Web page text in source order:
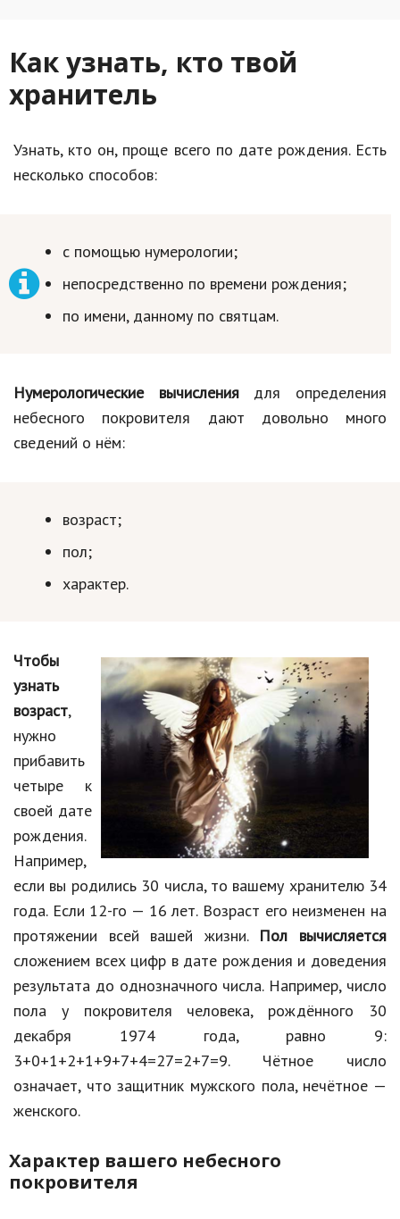
Образование
Наука и технологии
Как узнать, кто твой
хранитель
Узнать, кто он, проще всего по дате рождения. Есть
несколько способов:
с помощью нумерологии;
непосредственно по времени рождения;
по имени, данному по святцам.
Нумерологические вычислениядля определения
небесного покровителя дают довольно много
сведений о нём:
возраст;
пол;
характер.
Чтобы
узнать
возраст,
нужно
прибавить
четыре к
своей дате
рождения.
Например,
если вы родились 30 числа, то вашему хранителю 34
года. Если 12-го — 16 лет. Возраст его неизменен на
протяжении всей вашей жизни. Пол вычисляется
сложением всех цифр в дате рождения и доведения
результата до однозначного числа. Например, число
пола у покровителя человека, рождённого 30
декабря 1974 года, равно 9:
3+0+1+2+1+9+7+4=27=2+7=9. Чётное число
означает, что защитник мужского пола, нечётное —
женского.
Характер вашего небесного
покровителя